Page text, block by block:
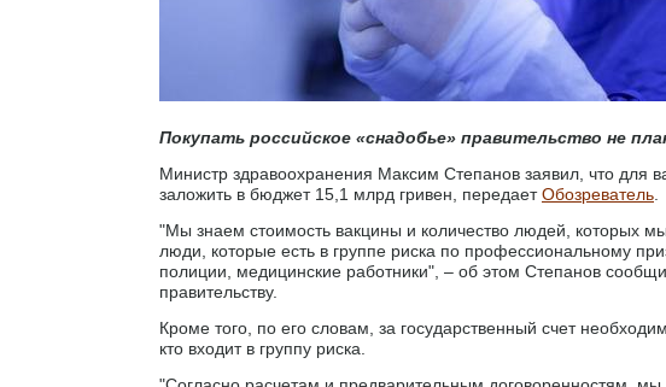
Покупать российское «снадобье» правительство не
Министр здравоохранения Максим Степанов заявил, что для
заложить в бюджет 15,1 млрд гривен, передаетОбозреватель
"Мы знаем стоимость вакцины и количество людей, которых
люди, которые есть в группе риска по профессиональному
полиции, медицинские работники", – об этом Степанов
правительству.
Кроме того, по его словам, за государственный счет
кто входит в группу риска.